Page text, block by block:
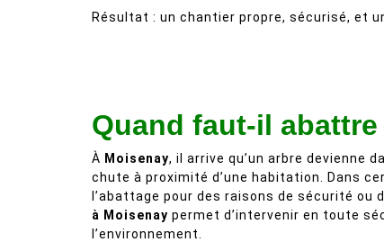
Résultat : un chantier propre, sécurisé, et
Quand faut-il
À Moisenay, il arrive qu’un arbre devienne
chute à proximité d’une habitation. Dans
l’abattage pour des raisons de sécurité ou
à Moisenay permet d’intervenir en toute
l’environnement.